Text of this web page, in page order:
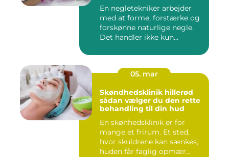
En negletekniker arbejder
med at forme, forstærke og
forskønne naturlige negle.
Det handler ikke kun...
05. mar
Skøndhedsklinik hillerød
sådan vælger du den rette
behandling til din hud
En skønhedsklinik er for
mange et frirum. Et sted,
hvor skuldrene kan sænkes,
huden får faglig opmær...